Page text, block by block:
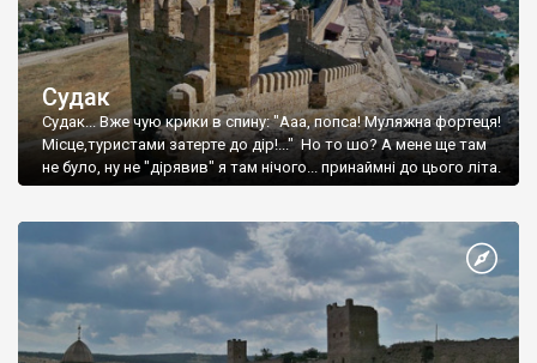
Судак
Судак... Вже чую крики в спину: "Ааа, попса! Муляжна фортеця!
Місце,туристами затерте до дір!..." Но то шо? А мене ще там
не було, ну не "дірявив" я там нічого... принаймні до цього літа.